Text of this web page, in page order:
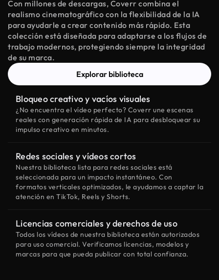
Con millones de descargas, Coverr combina el
realismo cinematográfico con la flexibilidad de la IA
para ayudarle a crear contenido más rápido. Esta
colección está diseñada para adaptarse a los flujos de
trabajo modernos, protegiendo siempre la integridad
de su marca.
Explorar biblioteca
Bloqueo creativo y vacíos visuales
¿No encuentra el vídeo perfecto? Coverr une escenas
reales con generación rápida de IA para desbloquear su
impulso creativo en minutos.
Redes sociales y vídeos cortos
Nuestra biblioteca lista para redes sociales está
seleccionada para un impacto instantáneo. Con
formatos verticales optimizados, le ayudamos a captar la
atención en TikTok, Reels y Shorts.
Licencias comerciales y derechos de uso
Todos los vídeos de nuestra biblioteca están autorizados
para uso comercial. Verificamos licencias, modelos y
marcas para que pueda publicar con total confianza.